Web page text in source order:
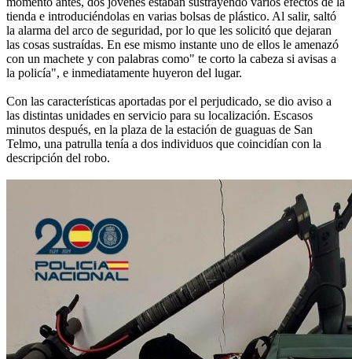
tienda e introduciéndolas en varias bolsas de plástico. Al salir, saltó
la alarma del arco de seguridad, por lo que les solicitó que dejaran
las cosas sustraídas. En ese mismo instante uno de ellos le amenazó
con un machete y con palabras como" te corto la cabeza si avisas a
la policía", e inmediatamente huyeron del lugar.
Con las características aportadas por el perjudicado, se dio aviso a
las distintas unidades en servicio para su localización. Escasos
minutos después, en la plaza de la estación de guaguas de San
Telmo, una patrulla tenía a dos individuos que coincidían con la
descripción del robo.